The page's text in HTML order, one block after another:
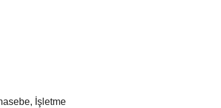
İşletme